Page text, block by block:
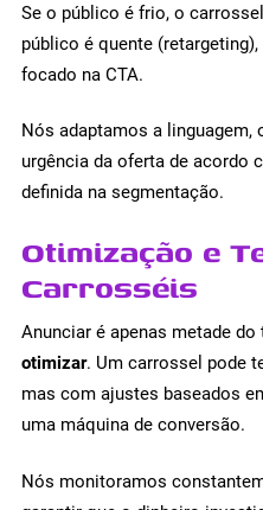
Se o público é frio, o
público é quente
focado na CTA.
Nós adaptamos a linguagem,
urgência da oferta de acordo
definida na segmentação.
Otimização e
Carrosséis
Anunciar é apenas metade
otimizar. Um carrossel pode
mas com ajustes baseados
uma máquina de conversão.
Nós monitoramos